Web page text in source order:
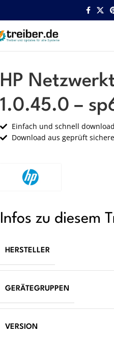
Startseite HP Netzwerk
HP
1.0.45.0 –
Einfach und schnell
Download aus geprüft
Infos zu diesem
HERSTELLER
GERÄTEGRUPPEN
VERSION